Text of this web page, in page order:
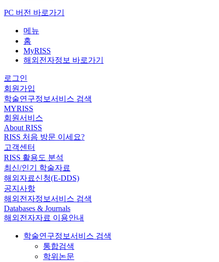
PC 버전 바로가기
메뉴
홈
MyRISS
해외전자정보 바로가기
로그인
회원가입
학술연구정보서비스 검색
MYRISS
회원서비스
About RISS
RISS 처음 방문 이세요?
고객센터
RISS 활용도 분석
최신/인기 학술자료
해외자료신청(E-DDS)
공지사항
해외전자정보서비스 검색
Databases & Journals
해외전자자료 이용안내
학술연구정보서비스 검색
통합검색
학위논문